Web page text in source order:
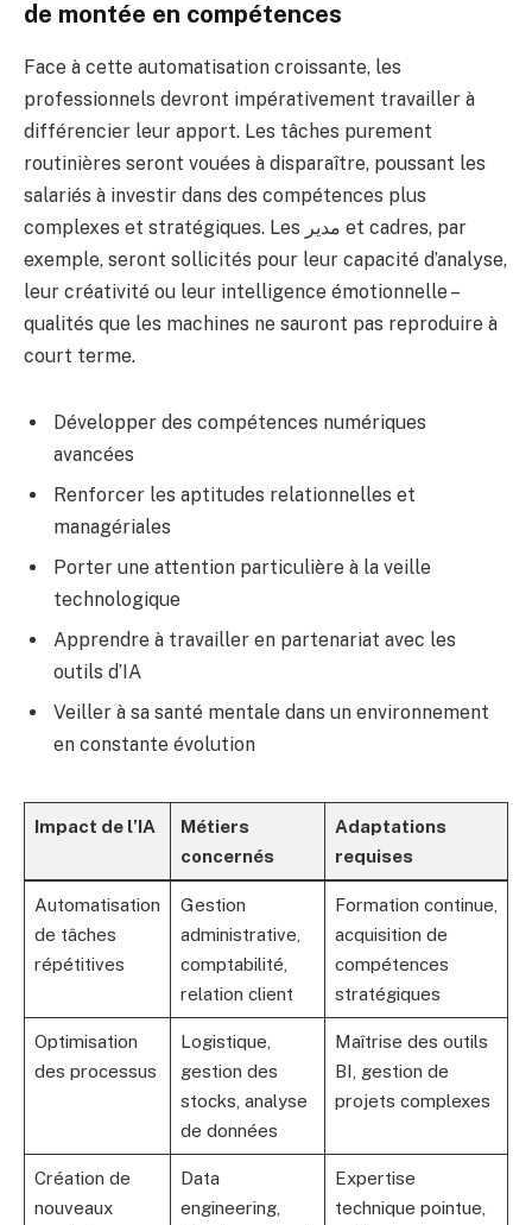
de montée en compétences
Face à cette automatisation croissante, les
professionnels devront impérativement travailler à
différencier leur apport. Les tâches purement
routinières seront vouées à disparaître, poussant les
salariés à investir dans des compétences plus
complexes et stratégiques. Les مدير et cadres, par
exemple, seront sollicités pour leur capacité d’analyse,
leur créativité ou leur intelligence émotionnelle –
qualités que les machines ne sauront pas reproduire à
court terme.
Développer des compétences numériques
avancées
Renforcer les aptitudes relationnelles et
managériales
Porter une attention particulière à la veille
technologique
Apprendre à travailler en partenariat avec les
outils d’IA
Veiller à sa santé mentale dans un environnement
en constante évolution
Impact de l’IA
Métiers
concernés
Adaptations
requises
Automatisation
de tâches
répétitives
Gestion
administrative,
comptabilité,
relation client
Formation continue,
acquisition de
compétences
stratégiques
Optimisation
des processus
Logistique,
gestion des
stocks, analyse
de données
Maîtrise des outils
BI, gestion de
projets complexes
Création de
nouveaux
Data
engineering,
Expertise
technique pointue,